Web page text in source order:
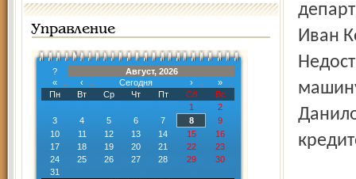
Управление
?
Август, 2026
«
‹ Сегодня ›
»
Пн
Вт Ср Чт Пт Сб
Вс
1
2
3
4 5 6 7 8
9
10
11 12 13 14 15
16
17
18 19 20 21 22
23
24
25 26 27 28 29
30
31
Иван